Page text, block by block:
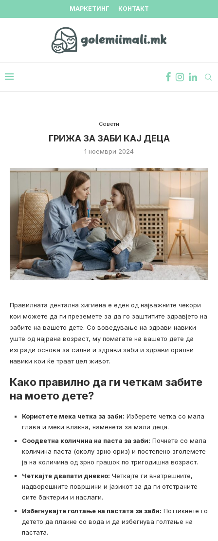
МАРКЕТИНГ КОНТАКТ
Совети
ГРИЖА ЗА ЗАБИ КАЈ ДЕЦА
1 ноември 2024
Правилната дентална хигиена е еден од најважните чекори
кои можете да ги преземете за да го заштитите здравјето на
забите на вашето дете. Со воведување на здрави навики
уште од најрана возраст, му помагате на вашето дете да
изгради основа за силни и здрави заби и здрави орални
навики кои ќе траат цел живот.
Како правилно да ги четкам забите
на моето дете?
Користете мека четка за заби: Изберете четка со мала
глава и меки влакна, наменета за мали деца.
Соодветна количина на паста за заби: Почнете со мала
количина паста (околу зрно ориз) и постепено зголемете
ја на количина од зрно грашок по тригодишна возраст.
Четкајте двапати дневно: Четкајте ги внатрешните,
надворешните површини и јазикот за да ги отстраните
сите бактерии и наслаги.
Избегнувајте голтање на пастата за заби: Поттикнете го
детето да плакне со вода и да избегнува голтање на
пастата.